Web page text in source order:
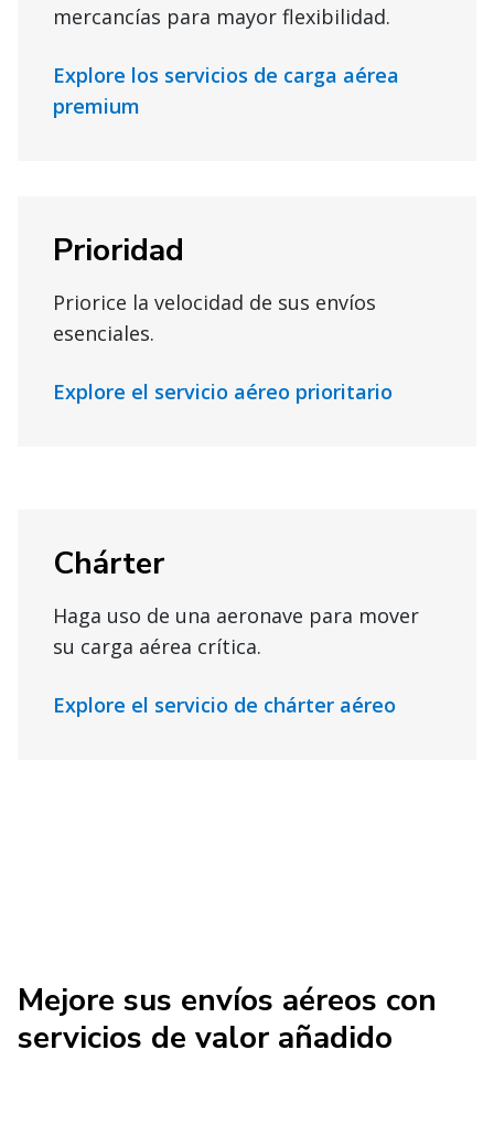
mercancías para mayor flexibilidad.
Explore los servicios de carga aérea
premium
Prioridad
Priorice la velocidad de sus envíos
esenciales.
Explore el servicio aéreo prioritario
Chárter
Haga uso de una aeronave para mover
su carga aérea crítica.
Explore el servicio de chárter aéreo
Mejore sus envíos aéreos con
servicios de valor añadido